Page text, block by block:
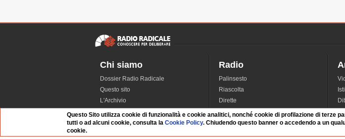
Chi siamo
Dossier Radio Radicale
Questo sito
L'Archivio
Redazione
La musica da Requiem
Radio
Palinsesto
Riascolta
Dirette
Rubriche
Interviste
Questo Sito utilizza cookie di funzionalità e cookie analitici, nonché cookie di profilazione di terze
tutti o ad alcuni cookie, consulta laCookie Policy. Chiudendo questo banner o accedendo a un
cookie.